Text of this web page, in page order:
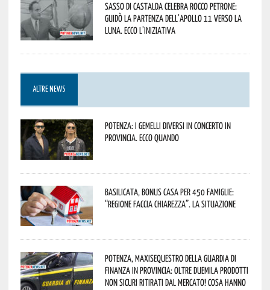
Sasso di Castalda celebra Rocco Petrone:
guidò la partenza dell’Apollo 11 verso la
Luna. Ecco l’iniziativa
ALTRE NEWS
Potenza: i Gemelli DiVersi in concerto in
provincia. Ecco quando
Basilicata, Bonus casa per 450 famiglie:
“Regione faccia chiarezza”. La situazione
Potenza, maxisequestro della Guardia di
Finanza in provincia: oltre duemila prodotti
non sicuri ritirati dal mercato! Cosa hanno